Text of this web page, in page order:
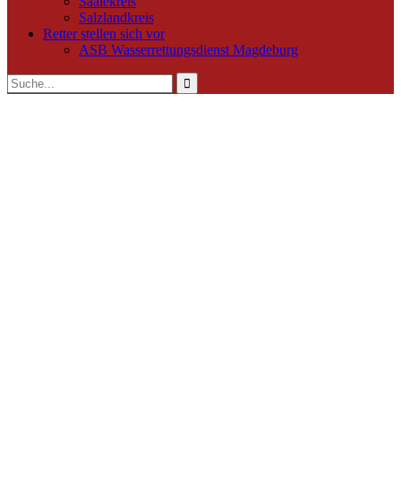
Salzlandkreis
Retter stellen sich vor
ASB Wasserrettungsdienst Magdeburg